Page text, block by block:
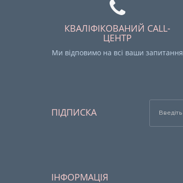
КВАЛІФІКОВАНИЙ CALL-
ЦЕНТР
Ми відповимо на всі ваши запитання
ПІДПИСКА
ІНФОРМАЦІЯ